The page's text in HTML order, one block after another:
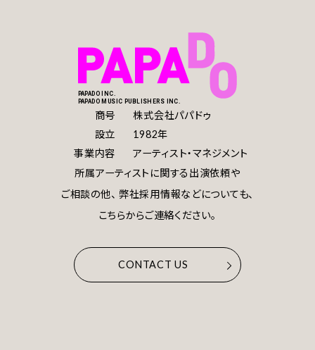
PAPADO INC.
PAPADO MUSIC PUBLISHERS INC.
商号
株式会社パパドゥ
設立
1982年
事業内容
アーティスト・マネジメント
所属アーティストに関する出演依頼や
ご相談の他、 弊社採用情報などについても、
こちらからご連絡ください。
CONTACT US